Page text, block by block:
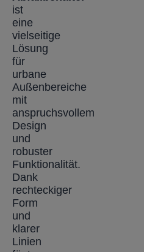
ist
eine
vielseitige
Lösung
für
urbane
Außenbereiche
mit
anspruchsvollem
Design
und
robuster
Funktionalität.
Dank
rechteckiger
Form
und
klarer
Linien